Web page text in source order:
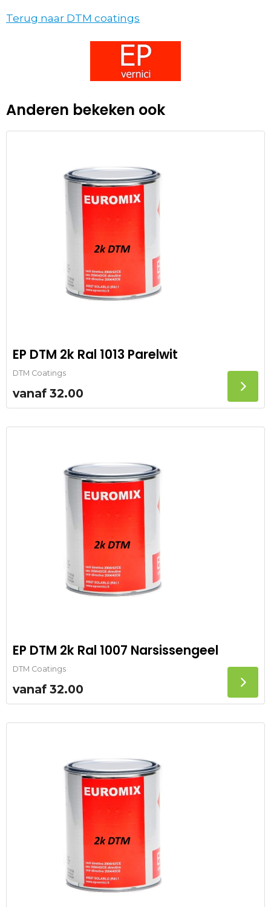
Terug naar DTM coatings
Anderen bekeken ook
EP DTM 2k Ral 1013 Parelwit
DTM Coatings
vanaf 32.00
EP DTM 2k Ral 1007 Narsissengeel
DTM Coatings
vanaf 32.00